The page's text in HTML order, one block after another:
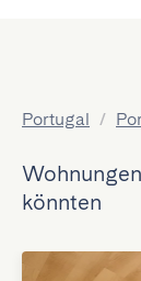
Portugal /
könnten